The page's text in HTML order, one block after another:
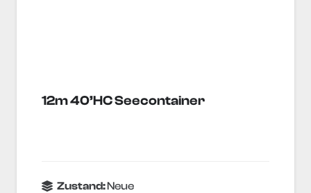
12m 40’HC Seecontainer
Zustand:Neue